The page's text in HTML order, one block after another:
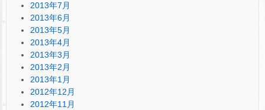
2013年7月
2013年6月
2013年5月
2013年4月
2013年3月
2013年2月
2013年1月
2012年12月
2012年11月